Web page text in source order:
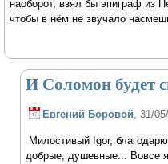
наоборот, взял бы эпиграф из
чтобы в нём не звучало
И Соломон будет
Евгений Боровой, 31/
Милостивый Igor,
добрые, душевные... Вовсе